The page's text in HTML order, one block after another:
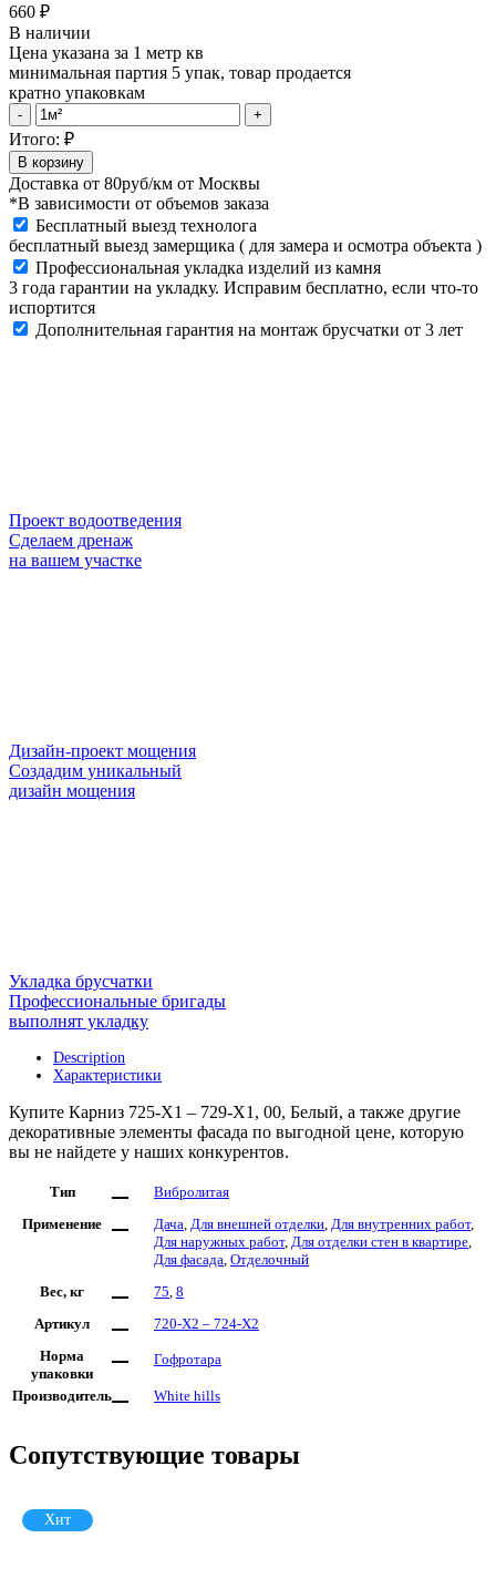
660 ₽
В наличии
Цена указана за 1 метр кв
минимальная партия 5 упак, товар продается
кратно упаковкам
Карниз
725-
X1
–
729-
X1,
00,
Белый
quantity
- +
Итого: ₽
В корзину
Доставка от 80руб/км от Москвы
*В зависимости от объемов заказа
Бесплатный выезд технолога
бесплатный выезд замерщика ( для замера и осмотра объекта )
Профессиональная укладка изделий из камня
3 года гарантии на укладку. Исправим бесплатно, если что-то
испортится
Дополнительная гарантия на монтаж брусчатки от 3 лет
Проект водоотведения
Сделаем дренаж
на вашем участке
Дизайн-проект мощения
Создадим уникальный
дизайн мощения
Укладка брусчатки
Профессиональные бригады
выполнят укладку
Description
Характеристики
Купите Карниз 725-X1 – 729-X1, 00, Белый, а также другие
декоративные элементы фасада по выгодной цене, которую
вы не найдете у наших конкурентов.
Тип
Вибролитая
Применение
Дача Для внешней отделки Для внутренних работ,
Для наружных работ, Для отделки стен в квартире
Для фасада Отделочный
Вес, кг
75 8
Артикул
720-X2 – 724-X2
Норма
упаковки
Гофротара
Производитель White hills
Сопутствующие товары
Хит